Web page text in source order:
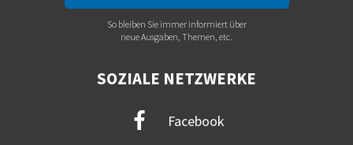
So bleiben Sie immer informiert über
neue Ausgaben, Themen, etc.
SOZIALE NETZWERKE
Facebook